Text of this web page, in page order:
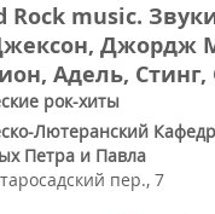
Rock music.
Джордж
Адель, Стинг,
рок-хиты
Лютеранский
Петра и Павла
пер., 7